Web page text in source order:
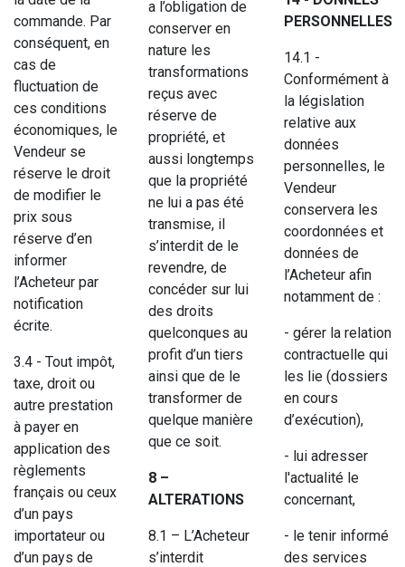
commande. Par
conséquent, en
cas de
fluctuation de
ces conditions
économiques, le
Vendeur se
réserve le droit
de modifier le
prix sous
réserve d’en
informer
l’Acheteur par
notification
écrite.
3.4 - Tout impôt,
taxe, droit ou
autre prestation
à payer en
application des
règlements
français ou ceux
d’un pays
importateur ou
d’un pays de
a l’obligation de
conserver en
nature les
transformations
reçus avec
réserve de
propriété, et
aussi longtemps
que la propriété
ne lui a pas été
transmise, il
s’interdit de le
revendre, de
concéder sur lui
des droits
quelconques au
profit d’un tiers
ainsi que de le
transformer de
quelque manière
que ce soit.
8 –
ALTERATIONS
8.1 – L’Acheteur
s’interdit
PERSONNELLES
14.1 -
Conformément à
la législation
relative aux
données
personnelles, le
Vendeur
conservera les
coordonnées et
données de
l’Acheteur afin
notamment de :
- gérer la relation
contractuelle qui
les lie (dossiers
en cours
d’exécution),
- lui adresser
l'actualité le
concernant,
- le tenir informé
des services